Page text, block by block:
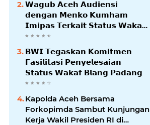
𝗪𝗮𝗴𝘂𝗯 𝗔𝗰𝗲𝗵 𝗔𝘂𝗱𝗶𝗲𝗻𝘀𝗶
𝗱𝗲𝗻𝗴𝗮𝗻 𝗠𝗲𝗻𝗸𝗼 𝗞𝘂𝗺𝗵𝗮𝗺
𝗜𝗺𝗶𝗽𝗮𝘀 𝗧𝗲𝗿𝗸𝗮𝗶𝘁 𝗦𝘁𝗮𝘁𝘂𝘀 𝗪𝗮𝗸𝗮𝗳
𝗕𝗹𝗮𝗻𝗴𝗽𝗮𝗱𝗮𝗻𝗴
𝗕𝗪𝗜 𝗧𝗲𝗴𝗮𝘀𝗸𝗮𝗻 𝗞𝗼𝗺𝗶𝘁𝗺𝗲𝗻
𝗙𝗮𝘀𝗶𝗹𝗶𝘁𝗮𝘀𝗶 𝗣𝗲𝗻𝘆𝗲𝗹𝗲𝘀𝗮𝗶𝗮𝗻
𝗦𝘁𝗮𝘁𝘂𝘀 𝗪𝗮𝗸𝗮𝗳 𝗕𝗹𝗮𝗻𝗴 𝗣𝗮𝗱𝗮𝗻𝗴
Kapolda Aceh Bersama
Forkopimda Sambut Kunjungan
Kerja Wakil Presiden RI di